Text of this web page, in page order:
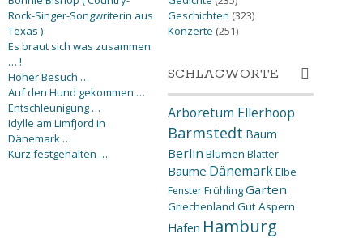
Rock-Singer-Songwriterin aus
Texas )
Es braut sich was zusammen
… !
Hoher Besuch …
Auf den Hund gekommen …
Entschleunigung …
Idylle am Limfjord in
Dänemark …
Kurz festgehalten …
Geschichten (323)
Konzerte (251)
SCHLAGWORTE
Arboretum Ellerhoop
Barmstedt Baum
Berlin Blumen Blätter
Bäume DänemarkElbe
FensterFrühlingGarten
Griechenland Gut Aspern
Hafen Hamburg